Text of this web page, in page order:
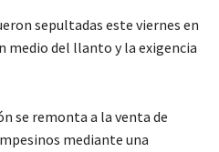
sepultadas este viernes en
medio del llanto y la exigencia
se remonta a la venta de
mediante una